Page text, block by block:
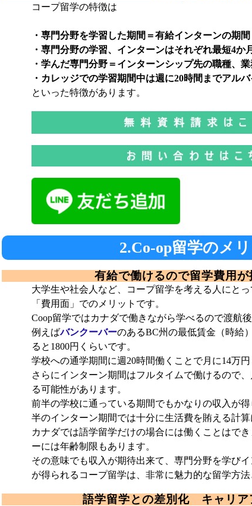
コープ留学の特徴は
・専門分野を学習した期間＝有給インターンの期間
・専門分野の学習、インターンはそれぞれ最短4か
・学んだ専門分野＝インターンシップ先の職種、業
・カレッジでの学習期間中は週に20時間までアル
といった特徴があります。
2.Co-op留学のメ
有給で働けるので留学費用が
大学生や社会人など、コープ留学を考える人にと
「費用面」でのメリットです。
Coop留学ではカナダで働きながら学べるので渡航
例えばバンクーバーのあるBC州の最低賃金（時給
ると1800円くらいです。
学校への通学期間に週20時間働くことで月に14万
さらにインターン期間はフルタイムで働けるので
る可能性があります。
前半の学校に通っている期間でもかなりの収入が
半のインターン期間では十分に生活費を賄える計算
カナダでは語学留学だけの場合には働くことはで
ーには年齢制限もあります。
その意味でも収入が期待出来て、専門分野を学び
が得られるコープ留学は、非常に魅力的な留学方法
語学留学との差別化 キャリア